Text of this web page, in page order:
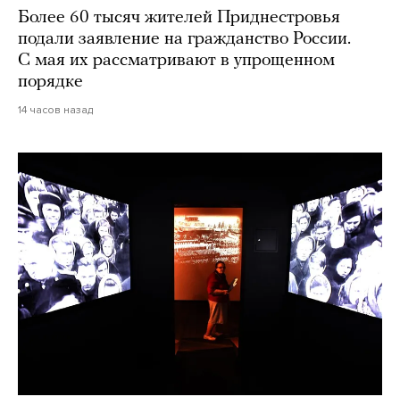
Более 60 тысяч жителей Приднестровья
подали заявление на гражданство России.
С мая их рассматривают в упрощенном
порядке
14 часов назад